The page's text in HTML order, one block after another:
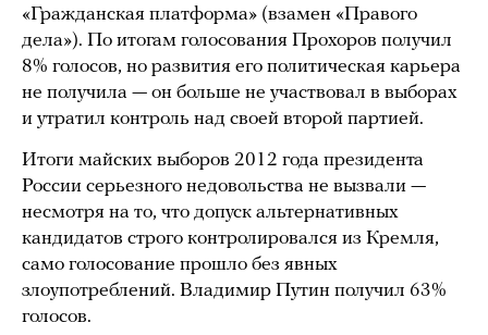
«Гражданская платформа» (взамен «Правого
дела»). По итогам голосования Прохоров получил
8% голосов, но развития его политическая карьера
не получила — он больше не участвовал в выборах
и утратил контроль над своей второй партией.
Итоги майских выборов 2012 года президента
России серьезного недовольства не вызвали —
несмотря на то, что допуск альтернативных
кандидатов строго контролировался из Кремля,
само голосование прошло без явных
злоупотреблений. Владимир Путин получил 63%
голосов.